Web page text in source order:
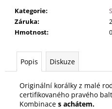
Kategorie:
Záruka:
Hmotnost:
Popis Diskuze
Originální korálky z malé
certifikovaného pravého
Kombinace s achátem.